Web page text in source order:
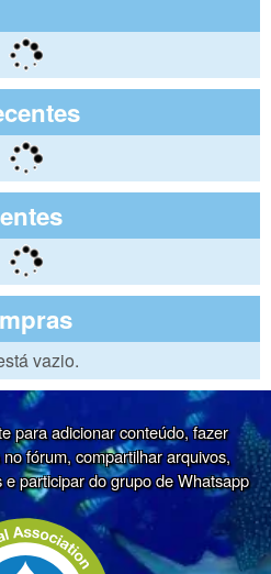
vazio.
para adicionar conteúdo, fazer
fórum, compartilhar arquivos,
participar do grupo de Whatsapp